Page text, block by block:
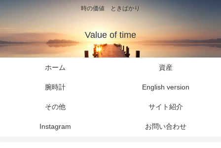
時の価値 ときばかり
Value of time
ホーム 資産
腕時計 English version
その他 サイト紹介
Instagram お問い合わせ